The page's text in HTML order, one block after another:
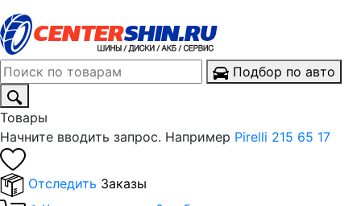
Подбор по авто
Товары
Начните вводить запрос. Например Pirelli 215 65 17
Отследить Заказы